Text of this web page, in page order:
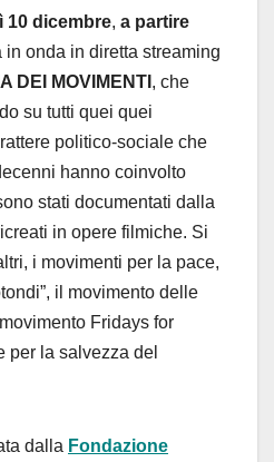
10 dicembre, a partire
in onda in diretta streaming
DEI MOVIMENTI , che
su tutti quei quei
politico-sociale che
hanno coinvolto
stati documentati dalla
in opere filmiche. Si
i movimenti per la pace,
il movimento delle
Fridays for
per la salvezza del
dalla Fondazione